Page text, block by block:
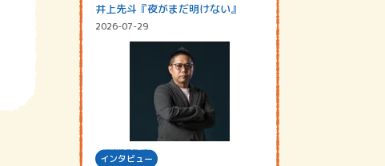
井上先斗『夜がまだ明けない』
2026-07-29
インタビュー